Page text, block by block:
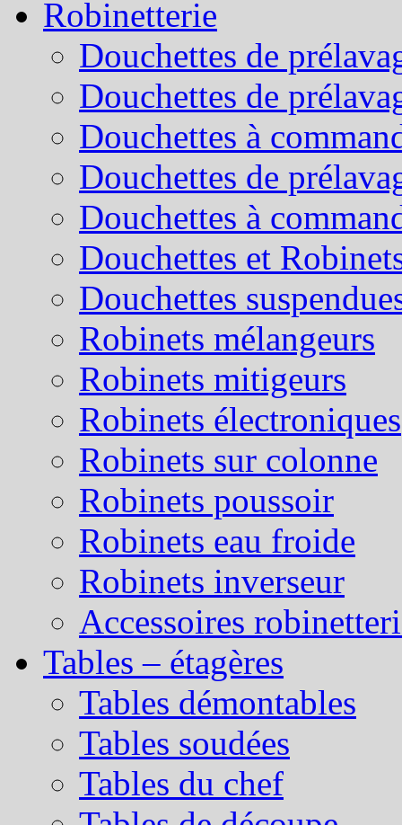
Robinetterie
Douchettes de
Douchettes de
Douchettes à
Douchettes de
Douchettes à
Douchettes et
Douchettes
Robinets mélangeurs
Robinets mitigeurs
Robinets électroniques
Robinets sur colonne
Robinets poussoir
Robinets eau froide
Robinets inverseur
Accessoires
Tables – étagères
Tables démontables
Tables soudées
Tables du chef